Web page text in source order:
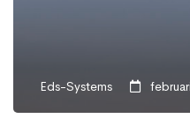
Eds-Systems